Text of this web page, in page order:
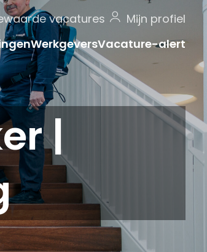
vacatures
Mijn profiel
WerkgeversVacature-alert
|